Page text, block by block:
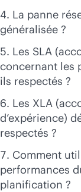
La panne
généralisée ?
Les SLA
concernant les
ils respectés ?
Les XLA
d’expérience)
respectés ?
Comment
performances
planification ?